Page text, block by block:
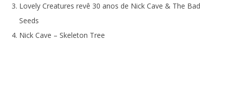
Lovely Creatures revê 30 anos de Nick Cave & The Bad
Seeds
Nick Cave – Skeleton Tree